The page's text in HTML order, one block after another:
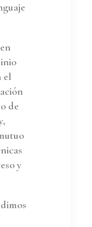
el
de
y